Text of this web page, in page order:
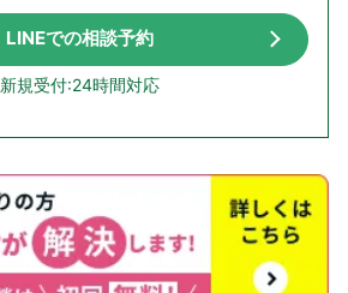
LINEでの相談予約
新規受付:24時間対応